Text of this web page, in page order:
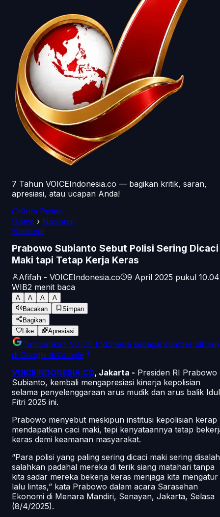
7 Tahun VOICEIndonesia.co — bagikan kritik, saran,
apresiasi, atau ucapan Anda!
Kirim Pesan
Home › Nasional
Nasional
Prabowo Subianto Sebut Polisi Sering Dicaci
Maki tapi Tetap Kerja Keras
Afifah - VOICEIndonesia.co
9 April 2025 pukul 10.04
WIB2 menit baca
A A A
A
Bacakan
Simpan
Bagikan
Like
Apresiasi
Tambahkan VOICE Indonesia sebagai sumber pilihan
di Google di Google
VOICEINDONESIA.CO, Jakarta - Presiden RI Prabowo
Subianto, kembali mengapresiasi kinerja kepolisian
selama penyelenggaraan arus mudik dan arus balik Idul
Fitri 2025 ini.
Prabowo menyebut meskipun institusi kepolisian kerap
mendapatkan caci maki, tepi kenyataannya tetap
keras demi keamanan masyarakat.
“Para polisi yang paling sering dicaci maki sering disalah
salahkan padahal mereka di terik siang matahari tanpa
kita sadar mereka bekerja keras menjaga kita mengatur
lalu lintas,” kata Prabowo dalam acara Sarasehan
Ekonomi di Menara Mandiri, Senayan, Jakarta, Selasa
(8/4/2025).